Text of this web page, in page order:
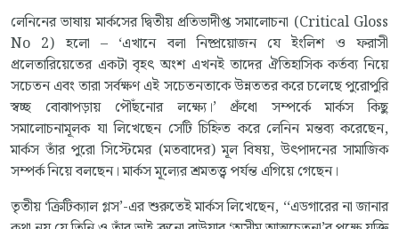
লেনিনের ভাষায় মার্কসের দ্বিতীয় প্রতিভাদীপ্ত সমালোচনা (Critical Gloss
No 2) হলো – ‘এখানে বলা নিষ্প্রয়োজন যে ইংলিশ ও ফরাসী
প্রলেতারিয়েতের একটা বৃহৎ অংশ এখনই তাদের ঐতিহাসিক কর্তব্য নিয়ে
সচেতন এবং তারা সর্বক্ষণ এই সচেতনতাকে উন্নততর করে চলেছে পুরোপুরি
স্বচ্ছ বোঝাপড়ায় পৌঁছনোর লক্ষ্যে।’ প্রুঁধো সম্পর্কে মার্কস কিছু
সমালোচনামূলক যা লিখেছেন সেটি চিহ্নিত করে লেনিন মন্তব্য করেছেন,
মার্কস তাঁর পুরো সিস্টেমের (মতবাদের) মূল বিষয়, উৎপাদনের সামাজিক
সম্পর্ক নিয়ে বলছেন। মার্কস মূল্যের শ্রমতত্ত্ব পর্যন্ত এগিয়ে গেছেন।
তৃতীয় ‘ক্রিটিক্যাল গ্লস’-এর শুরুতেই মার্কস লিখেছেন, ‘‘এডগারের না জানার